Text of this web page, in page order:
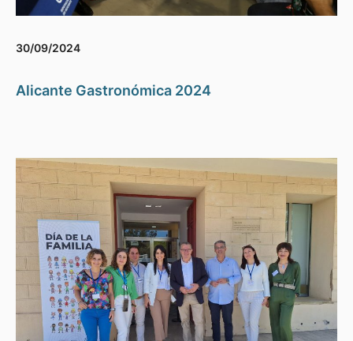
30/09/2024
Alicante Gastronómica 2024